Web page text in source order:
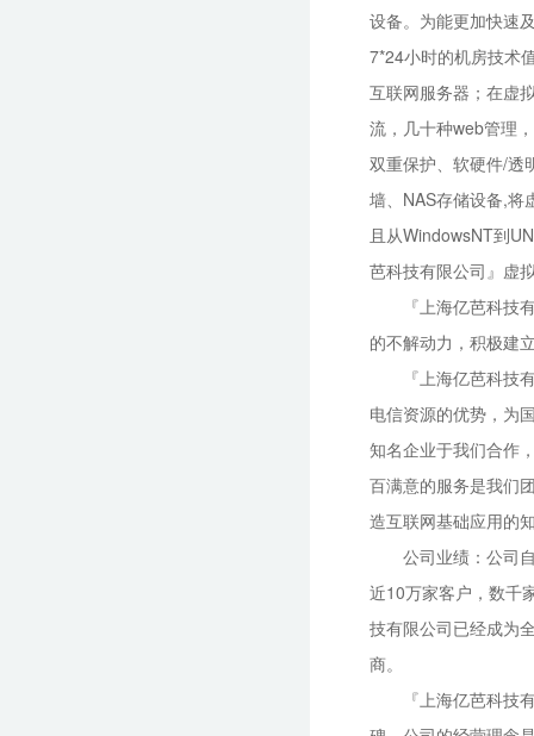
设备。为能更加快速
7*24小时的机房技术
互联网服务器；在虚
流，几十种web管理
双重保护、软硬件/透
墙、NAS存储设备,将
且从WindowsNT到
芭科技有限公司』 虚
『上海亿芭科技
的不解动力，积极建
『上海亿芭科技
电信资源的优势，为
知名企业于我们合作
百满意的服务是我们
造互联网基础应用的
公司业绩：公司
近10万家客户，数千
技有限公司已经成为
商。
『上海亿芭科技